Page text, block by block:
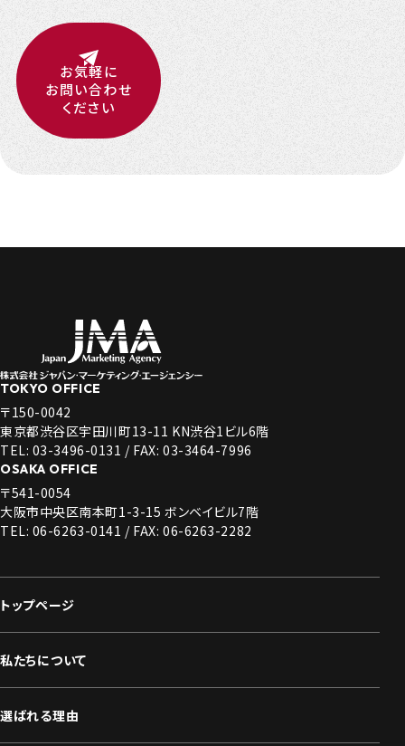
お気軽に
お問い合わせ
ください
TOKYO OFFICE
〒150-0042
東京都渋谷区宇田川町13-11 KN渋谷1ビル6階
TEL: 03-3496-0131 / FAX: 03-3464-7996
OSAKA OFFICE
〒541-0054
大阪市中央区南本町1-3-15 ボンベイビル7階
TEL: 06-6263-0141 / FAX: 06-6263-2282
トップページ
私たちについて
選ばれる理由